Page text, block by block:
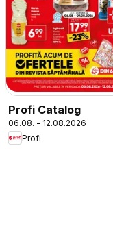
Profi Catalog
06.08. - 12.08.2026
Profi